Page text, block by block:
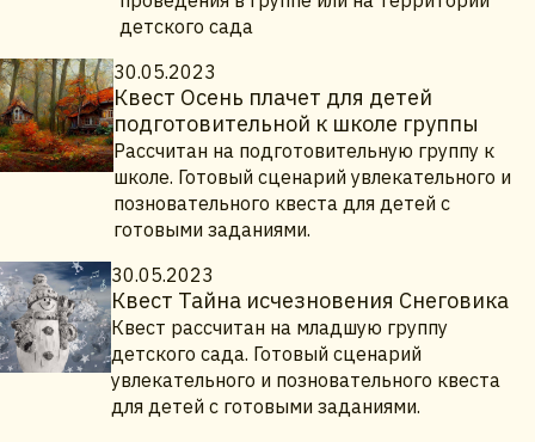
детского сада
30.05.2023
Квест Осень плачет для детей
подготовительной к школе группы
Рассчитан на подготовительную группу к
школе. Готовый сценарий увлекательного и
позновательного квеста для детей с
готовыми заданиями.
30.05.2023
Квест Тайна исчезновения Снеговика
Квест рассчитан на младшую группу
детского сада. Готовый сценарий
увлекательного и позновательного квеста
для детей с готовыми заданиями.